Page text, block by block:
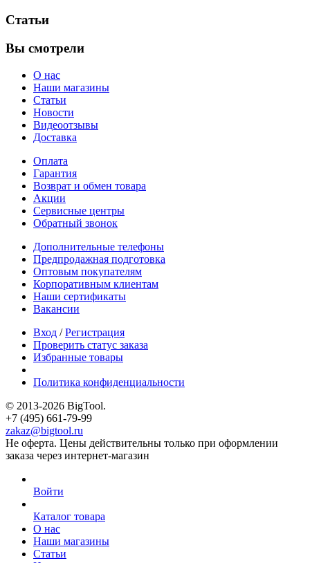
Статьи
Вы смотрели
О нас
Наши магазины
Статьи
Новости
Видеоотзывы
Доставка
Оплата
Гарантия
Возврат и обмен товара
Акции
Сервисные центры
Обратный звонок
Дополнительные телефоны
Предпродажная подготовка
Оптовым покупателям
Корпоративным клиентам
Наши сертификаты
Вакансии
Вход /Регистрация
Проверить статус заказа
Избранные товары
Политика конфиденциальности
© 2013-2026 BigTool.
+7 (495) 661-79-99
zakaz@bigtool.ru
Не оферта. Цены действительны только при оформлении
заказа через интернет-магазин
Войти
Каталог товара
О нас
Наши магазины
Статьи